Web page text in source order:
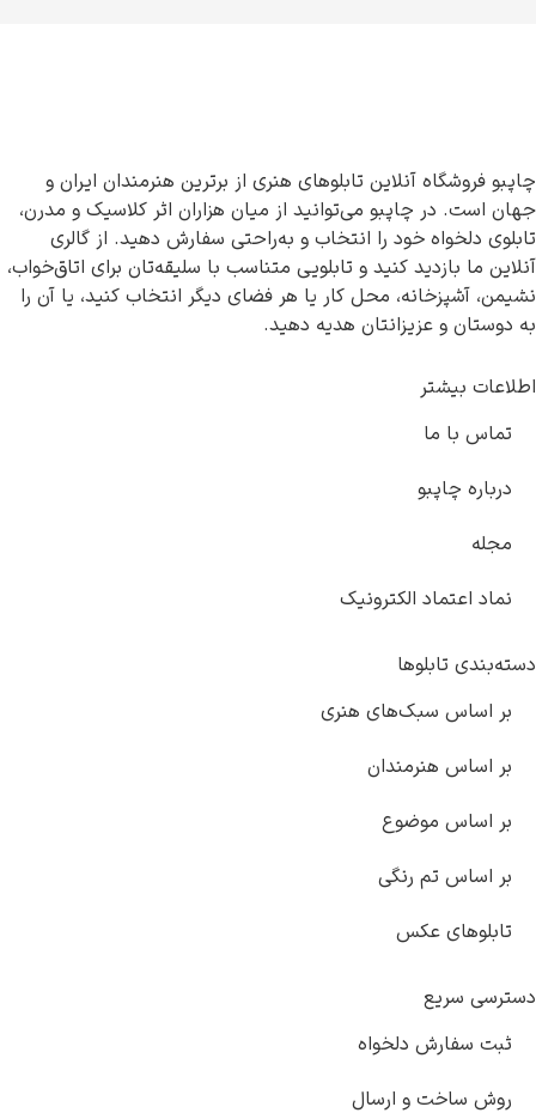
چاپبو فروشگاه آنلاین تابلوهای هنری از برترین هنرمندان ایران و
جهان است. در چاپبو می‌توانید از میان هزاران اثر کلاسیک و مدرن،
تابلوی دلخواه خود را انتخاب و به‌راحتی سفارش دهید. از گالری
آنلاین ما بازدید کنید و تابلویی متناسب با سلیقه‌تان برای اتاق‌خواب،
نشیمن، آشپزخانه، محل کار یا هر فضای دیگر انتخاب کنید، یا آن را
به دوستان و عزیزانتان هدیه دهید.
اطلاعات بیشتر
تماس با ما
درباره چاپبو
مجله
نماد اعتماد الکترونیک
دسته‌بندی تابلوها
بر اساس سبک‌های هنری
بر اساس هنرمندان
بر اساس موضوع
بر اساس تم رنگی
تابلوهای عکس
دسترسی سریع
ثبت سفارش دلخواه
روش ساخت و ارسال